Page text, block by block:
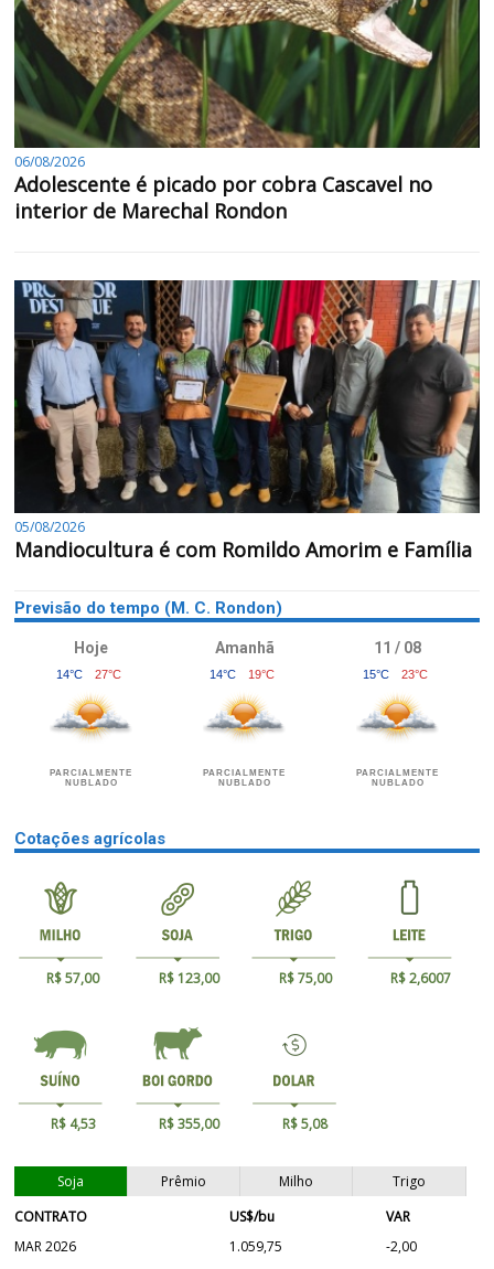
06/08/2026
Adolescente é picado por cobra Cascavel no
interior de Marechal Rondon
05/08/2026
Mandiocultura é com Romildo Amorim e Família
Previsão do tempo (M. C. Rondon)
Hoje
14°C 27°C
PARCIALMENTE
NUBLADO
Amanhã
14°C 19°C
PARCIALMENTE
NUBLADO
11 / 08
15°C 23°C
PARCIALMENTE
NUBLADO
Cotações agrícolas
R$ 57,00 R$ 123,00 R$ 75,00 R$ 2,6007
R$ 4,53 R$ 355,00 R$ 5,08
Soja Prêmio Milho
Trigo
CONTRATO
US$/bu
VAR
MAR 2026
1.059,75 -2,00